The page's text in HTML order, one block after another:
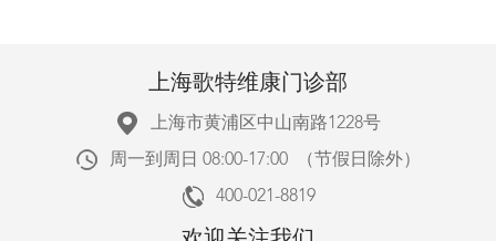
上海歌特维康门诊部
上海市黄浦区中山南路1228号
周一到周日 08:00-17:00 （节假日除外）
400-021-8819